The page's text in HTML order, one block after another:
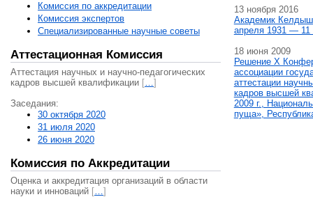
Комиссия по аккредитации
Комиссия экспертов
Специализированные научные советы
Аттестационная Комиссия
Аттестация научных и научно-педагогических
кадров высшей квалификации […]
Заседания:
30 октября 2020
31 июля 2020
26 июня 2020
Комиссия по Аккредитации
Оценка и аккредитация организаций в области
науки и инноваций […]
13 ноября 2016
Академик
апреля 1931 — 11
18 июня 2009
Решение X
ассоциации
аттестации
кадров высшей
2009 г.,
пуща»,